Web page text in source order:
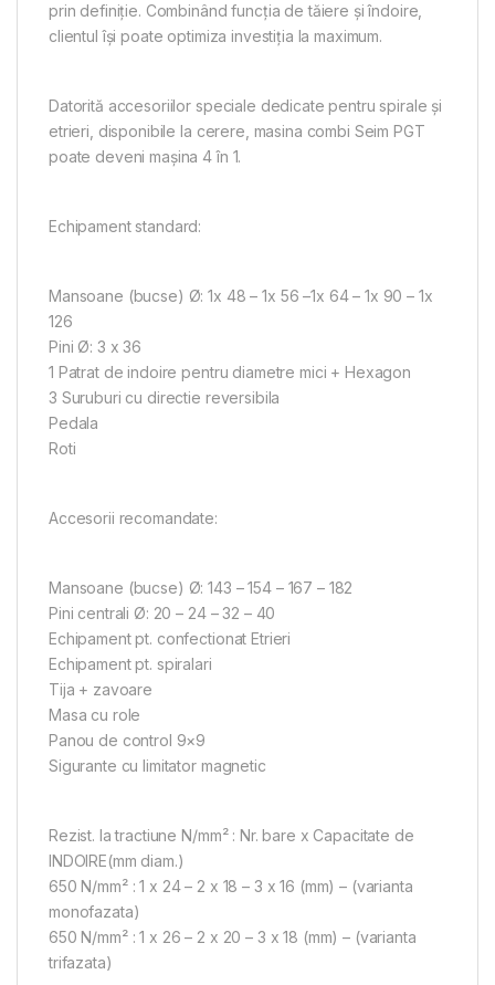
prin definiție. Combinând funcția de tăiere și îndoire,
clientul își poate optimiza investiția la maximum.
Datorită accesoriilor speciale dedicate pentru spirale și
etrieri, disponibile la cerere, masina combi Seim PGT
poate deveni mașina 4 în 1.
Echipament standard:
Mansoane (bucse) Ø: 1x 48 – 1x 56 –1x 64 – 1x 90 – 1x
126
Pini Ø: 3 x 36
1 Patrat de indoire pentru diametre mici + Hexagon
3 Suruburi cu directie reversibila
Pedala
Roti
Accesorii recomandate:
Mansoane (bucse) Ø: 143 – 154 – 167 – 182
Pini centrali Ø: 20 – 24 – 32 – 40
Echipament pt. confectionat Etrieri
Echipament pt. spiralari
Tija + zavoare
Masa cu role
Panou de control 9×9
Sigurante cu limitator magnetic
Rezist. la tractiune N/mm² : Nr. bare x Capacitate de
INDOIRE(mm diam.)
650 N/mm² : 1 x 24 – 2 x 18 – 3 x 16 (mm) – (varianta
monofazata)
650 N/mm² : 1 x 26 – 2 x 20 – 3 x 18 (mm) – (varianta
trifazata)